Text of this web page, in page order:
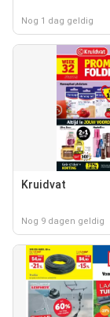
Nog 1 dag geldig
Kruidvat
Nog 9 dagen geldig